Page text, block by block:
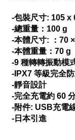
-包裝尺寸: 105 x
-總重量：100 g
-本體尺寸: ：70
-本體重量：70 g
-9 種轉轉振動模
-IPX7 等級完全
-靜音設計
-完全充電約 60
-附件: USB充電
-日本引進